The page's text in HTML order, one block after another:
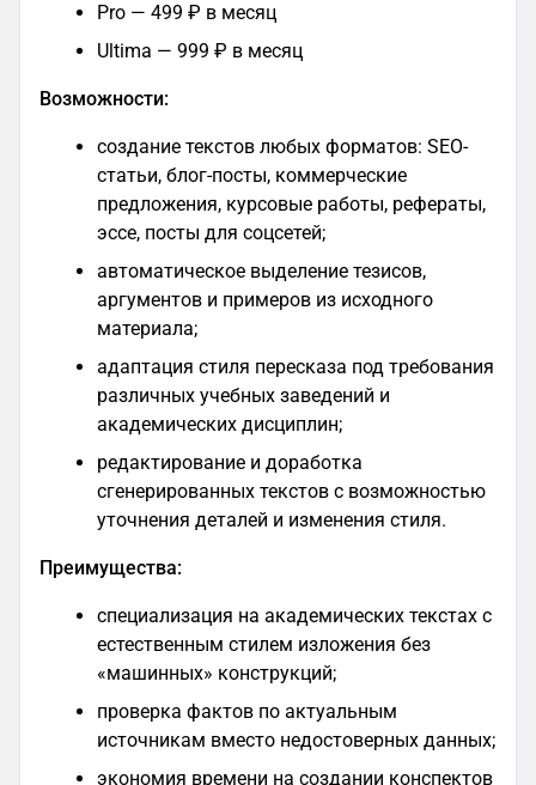
Pro — 499 ₽ в месяц
Ultima — 999 ₽ в месяц
Возможности:
создание текстов любых форматов: SEO-
статьи, блог-посты, коммерческие
предложения, курсовые работы, рефераты,
эссе, посты для соцсетей;
автоматическое выделение тезисов,
аргументов и примеров из исходного
материала​;
адаптация стиля пересказа под требования
различных учебных заведений и
академических дисциплин;
редактирование и доработка
сгенерированных текстов с возможностью
уточнения деталей и изменения стиля.
Преимущества:
специализация на академических текстах с
естественным стилем изложения без
«машинных» конструкций​;
проверка фактов по актуальным
источникам вместо недостоверных данных​;
экономия времени на создании конспектов